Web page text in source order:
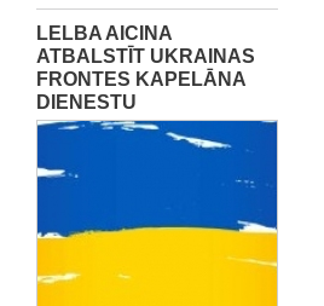
LELBA AICINA
ATBALSTĪT UKRAINAS
FRONTES KAPELĀNA
DIENESTU